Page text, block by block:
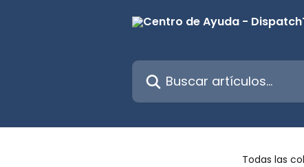
Buscar artículos...
Todas las